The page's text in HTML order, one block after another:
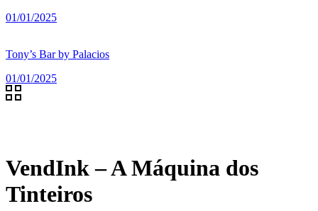
01/01/2025
Tony’s Bar by Palacios
01/01/2025
VendInk – A Máquina dos
Tinteiros